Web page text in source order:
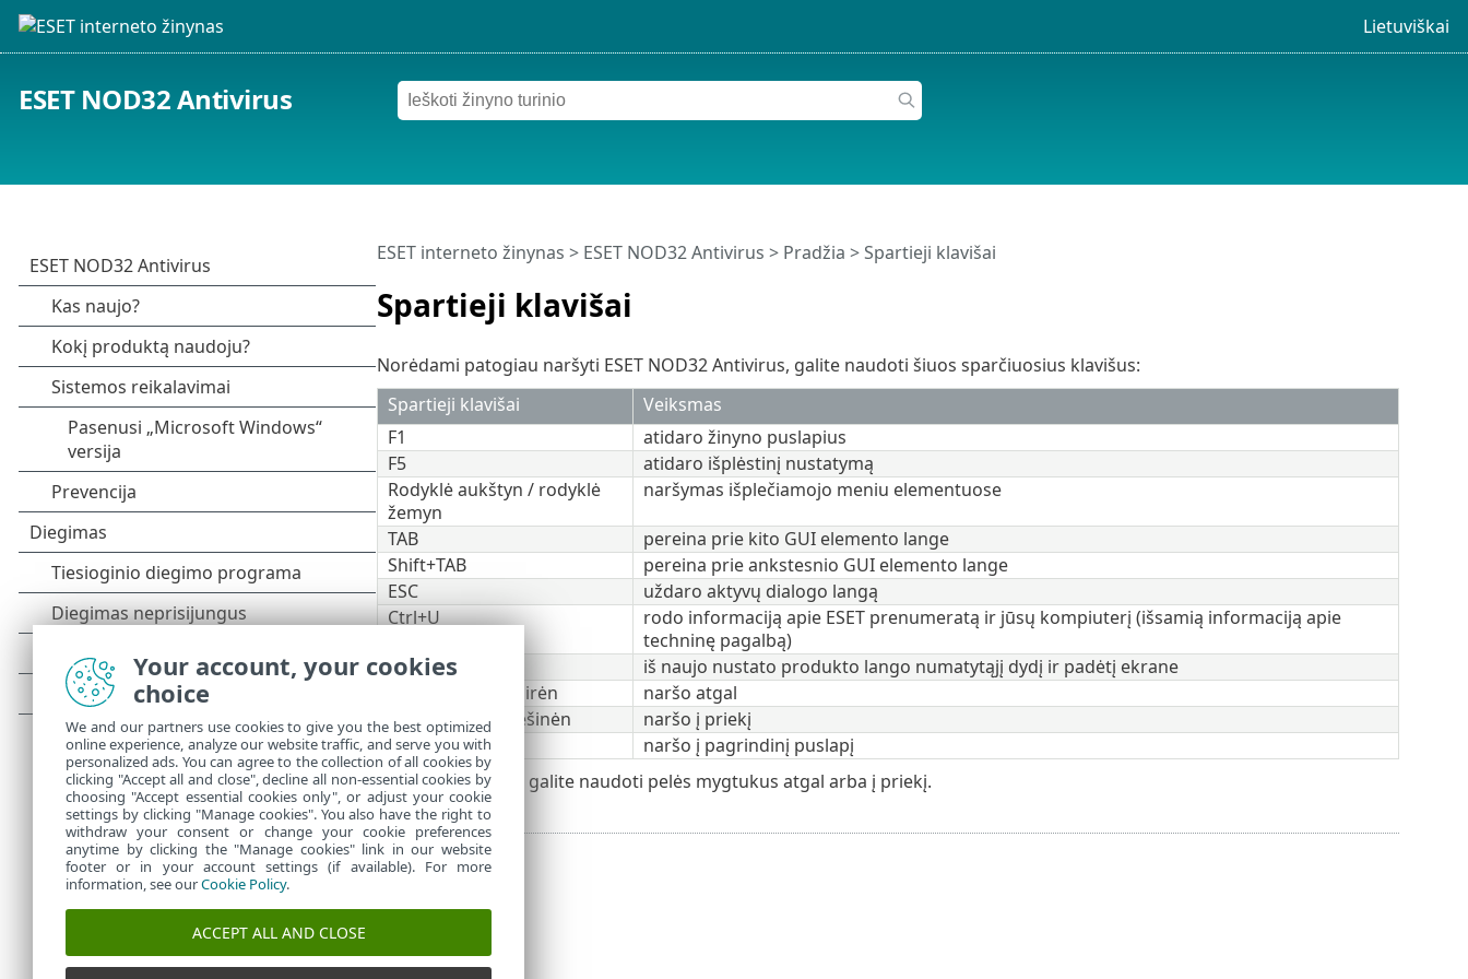
Lietuviškai
ESET NOD32 Antivirus
Spartieji klavišai
ESET interneto žinynas > ESET NOD32 Antivirus > Pradžia > Spartieji klavišai
Norėdami patogiau naršyti ESET NOD32 Antivirus, galite naudoti šiuos sparčiuosius klavišus:
Spartieji klavišai
Veiksmas
F1
atidaro žinyno puslapius
F5
atidaro išplėstinį nustatymą
Rodyklė aukštyn / rodyklė
žemyn
naršymas išplečiamojo meniu elementuose
TAB
pereina prie kito GUI elemento lange
Shift+TAB
pereina prie ankstesnio GUI elemento lange
ESC
uždaro aktyvų dialogo langą
Ctrl+U
rodo informaciją apie ESET prenumeratą ir jūsų kompiuterį (išsamią informaciją apie
techninę pagalbą)
Ctrl+R
iš naujo nustato produkto lango numatytąjį dydį ir padėtį ekrane
ALT + Rodyklė kairėn
naršo atgal
ALT + Rodyklė dešinėn
naršo į priekį
ALT+Home
naršo į pagrindinį puslapį
Naršymui taip pat galite naudoti pelės mygtukus atgal arba į priekį.
Your account, your cookies
choice
We and our partners use cookies to give you the best optimized
online experience, analyze our website traffic, and serve you with
personalized ads. You can agree to the collection of all cookies by
clicking "Accept all and close", decline all non-essential cookies by
choosing "Accept essential cookies only", or adjust your cookie
settings by clicking "Manage cookies". You also have the right to
withdraw your consent or change your cookie preferences
anytime by clicking the "Manage cookies" link in our website
footer or in your account settings (if available). For more
information, see ourCookie Policy.
ACCEPT ALL AND CLOSE